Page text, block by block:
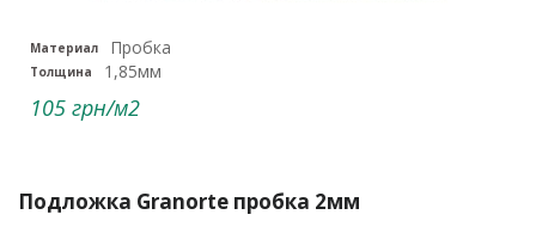
Материал Пробка
Толщина 1,85мм
105 грн/м2
Подложка Granorte пробка 2мм